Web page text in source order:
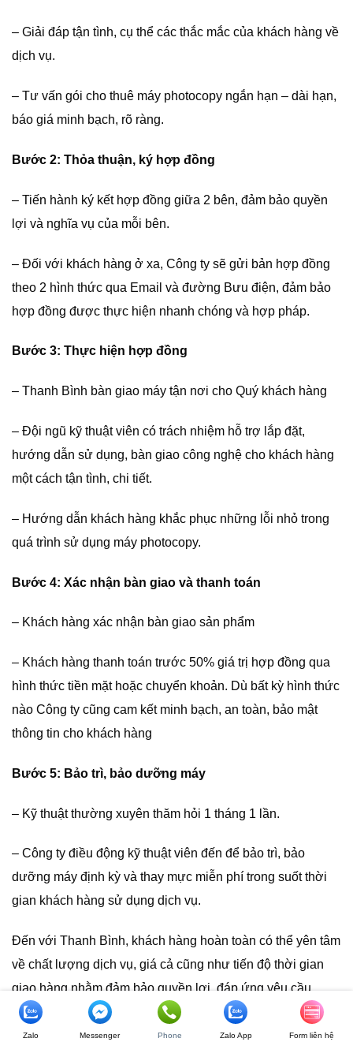
– Giải đáp tận tình, cụ thể các thắc mắc của khách hàng về
dịch vụ.
– Tư vấn gói cho thuê máy photocopy ngắn hạn – dài hạn,
báo giá minh bạch, rõ ràng.
Bước 2: Thỏa thuận, ký hợp đồng
– Tiến hành ký kết hợp đồng giữa 2 bên, đảm bảo quyền
lợi và nghĩa vụ của mỗi bên.
– Đối với khách hàng ở xa, Công ty sẽ gửi bản hợp đồng
theo 2 hình thức qua Email và đường Bưu điện, đảm bảo
hợp đồng được thực hiện nhanh chóng và hợp pháp.
Bước 3: Thực hiện hợp đồng
– Thanh Bình bàn giao máy tận nơi cho Quý khách hàng
– Đội ngũ kỹ thuật viên có trách nhiệm hỗ trợ lắp đặt,
hướng dẫn sử dụng, bàn giao công nghệ cho khách hàng
một cách tận tình, chi tiết.
– Hướng dẫn khách hàng khắc phục những lỗi nhỏ trong
quá trình sử dụng máy photocopy.
Bước 4: Xác nhận bàn giao và thanh toán
– Khách hàng xác nhận bàn giao sản phẩm
– Khách hàng thanh toán trước 50% giá trị hợp đồng qua
hình thức tiền mặt hoặc chuyển khoản. Dù bất kỳ hình thức
nào Công ty cũng cam kết minh bạch, an toàn, bảo mật
thông tin cho khách hàng
Bước 5: Bảo trì, bảo dưỡng máy
– Kỹ thuật thường xuyên thăm hỏi 1 tháng 1 lần.
– Công ty điều động kỹ thuật viên đến để bảo trì, bảo
dưỡng máy định kỳ và thay mực miễn phí trong suốt thời
gian khách hàng sử dụng dịch vụ.
Đến với Thanh Bình, khách hàng hoàn toàn có thể yên tâm
về chất lượng dịch vụ, giá cả cũng như tiến độ thời gian
giao hàng nhằm đảm bảo quyền lợi, đáp ứng yêu cầu
công việc và tiết kiệm chi phí đầu tư của Quý khách.
Zalo Messenger Phone Zalo App Form liên hệ